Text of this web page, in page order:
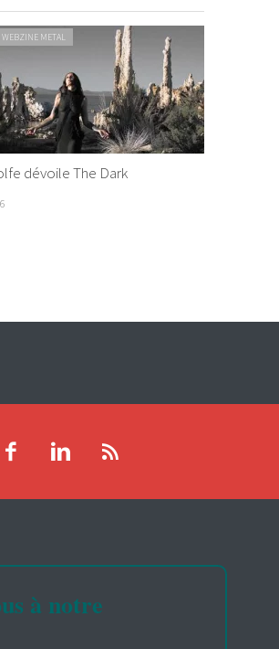
WEBZINE METAL
dévoile The Dark
à notre